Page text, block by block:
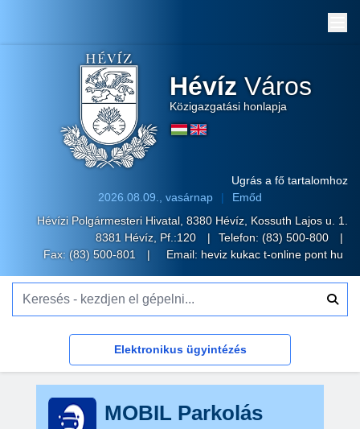
Hévíz Város
Közigazgatási honlapja
Ugrás a fő tartalomhoz
2026.08.09., vasárnap
Emőd
Hévízi Polgármesteri Hivatal, 8380 Hévíz, Kossuth Lajos u. 1.
8381 Hévíz, Pf.:120
Telefon: (83) 500-800
Fax: (83) 500-801
Email: heviz kukac t-online pont hu
Elektronikus ügyintézés
MOBIL Parkolás